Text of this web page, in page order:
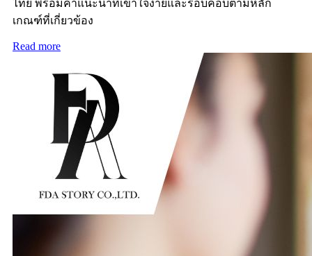
ไทย พร้อมคำแนะนำที่เข้าใจง่ายและรอบคอบตามหลัก
เกณฑ์ที่เกี่ยวข้อง
Read more